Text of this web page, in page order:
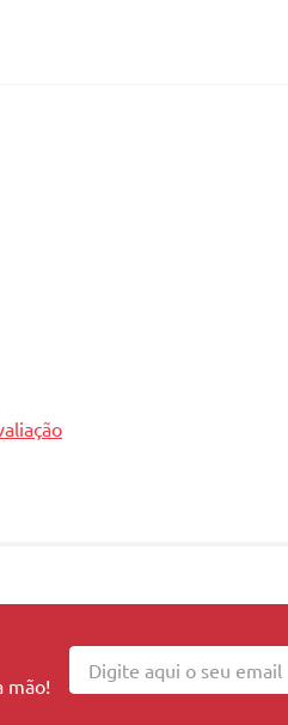
nutridos, com brilho intenso,
mão!